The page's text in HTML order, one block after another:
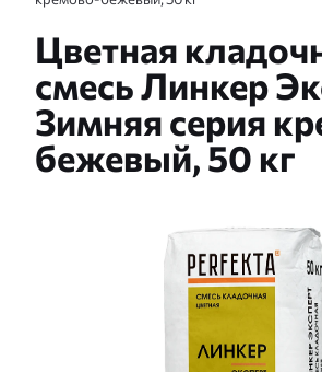
Цветная
смесь Линкер
Зимняя серия
бежевый, 50 кг